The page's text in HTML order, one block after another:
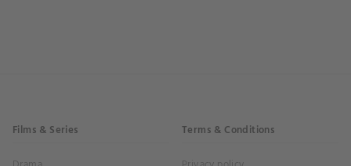
Films & Series Terms & Conditions